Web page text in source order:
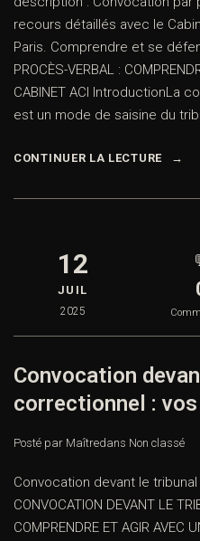
recours détaillés avec le
Paris. Comprendre et se
PROCÈS-VERBAL :
CABINET ACI IntroductionLa
est un mode de saisine du
CONTINUER LA LECTURE
12
JUIL
2025
Convocation
correctionnel :
Posté par Maîtredans Non classé
Convocation devant le
CONVOCATION DEVANT LE
COMPRENDRE ET AGIR AVEC